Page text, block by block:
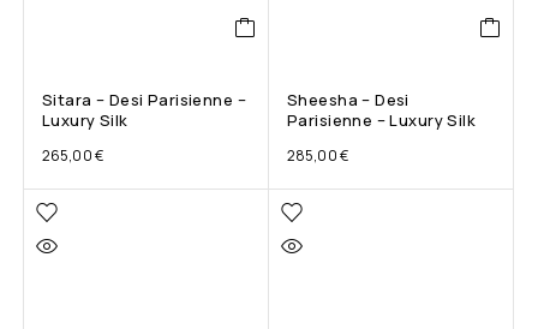
Sitara – Desi Parisienne –
Luxury Silk
265,00€
Sheesha – Desi
Parisienne – Luxury Silk
285,00€